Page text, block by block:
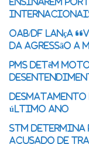
OAB/DF lança
da agressão a
PMs detêm
Desmatamento
último ano
STM
acusado de